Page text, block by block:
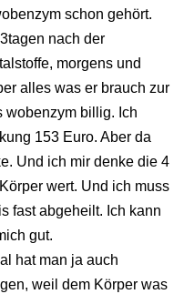
schon gehört.
nach der
morgens und
alles was er brauch zur
wobenzym billig. Ich
153 Euro. Aber da
Und ich mir denke die 4
wert. Und ich muss
fast abgeheilt. Ich kann
gut.
hat man ja auch
weil dem Körper was